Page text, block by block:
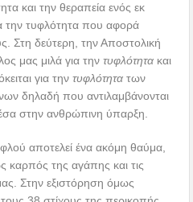
και την θεραπεία ενός εκ
την τυφλότητα που αφορά
Στη δεύτερη, την Αποστολική
μας μιλά για τηντυφλότητα και
για τηντυφλότητατων
δηλαδή που αντιλαμβάνονται
στην ανθρώπινη ύπαρξη.
αποτελεί ένα ακόμη θαύμα,
καρπός της αγάπης και τις
Στην εξιστόρηση όμως